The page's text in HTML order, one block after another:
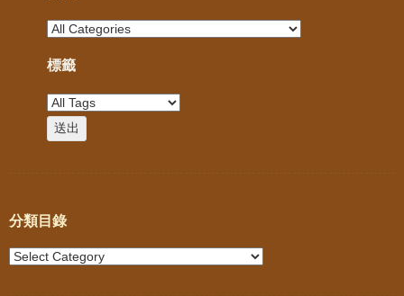
標籤
分類目錄